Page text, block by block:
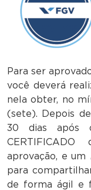
Para ser
você deverá
nela obter, no
(sete). Depois
30 dias após
aprovação, e um
para
de forma ágil e